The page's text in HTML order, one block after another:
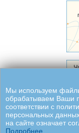
Мы используем
обрабатываем Ваши
соответствии с
персональных
на сайте означает
Подробнее.